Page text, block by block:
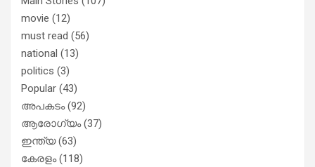
movie (12)
must read (56)
national (13)
politics (3)
Popular (43)
അപകടം(92)
ആരോഗ്യം(37)
ഇന്ത്യ(63)
കേരളം(118)